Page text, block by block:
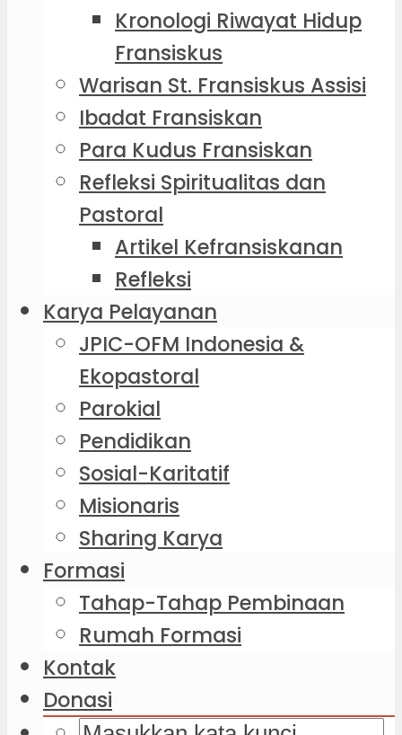
Kronologi Riwayat Hidup
Fransiskus
Warisan St. Fransiskus Assisi
Ibadat Fransiskan
Para Kudus Fransiskan
Refleksi Spiritualitas dan
Pastoral
Artikel Kefransiskanan
Refleksi
Karya Pelayanan
JPIC-OFM Indonesia &
Ekopastoral
Parokial
Pendidikan
Sosial-Karitatif
Misionaris
Sharing Karya
Formasi
Tahap-Tahap Pembinaan
Rumah Formasi
Kontak
Donasi